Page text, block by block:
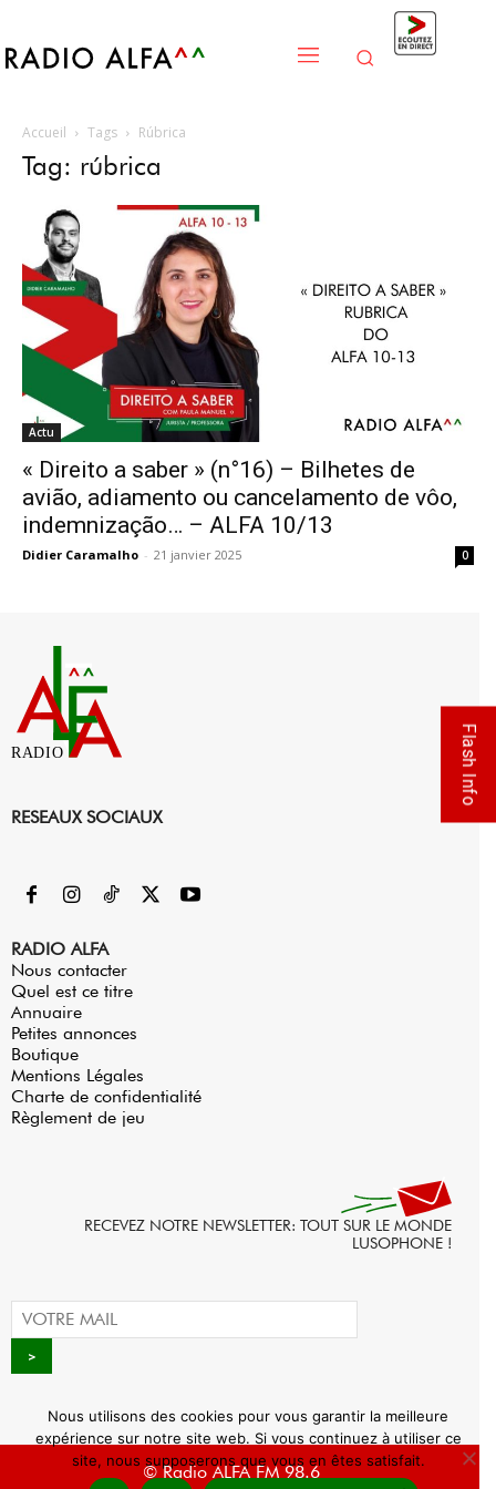
Accueil Tags Rúbrica
Tag: rúbrica
Actu
« Direito a saber » (n°16) – Bilhetes de
avião, adiamento ou cancelamento de vôo,
indemnização… – ALFA 10/13
Didier Caramalho - 21 janvier 2025 0
RADIO
RESEAUX SOCIAUX
RADIO ALFA
Nous contacter
Quel est ce titre
Annuaire
Petites annonces
Boutique
Mentions Légales
Charte de confidentialité
Règlement de jeu
RECEVEZ NOTRE NEWSLETTER: TOUT SUR LE MONDE
LUSOPHONE !
© Radio ALFA FM 98.6
Flash Info
Nous utilisons des cookies pour vous garantir la meilleure
expérience sur notre site web. Si vous continuez à utiliser ce
site, nous supposerons que vous en êtes satisfait.